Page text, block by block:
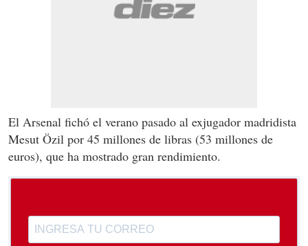
El Arsenal fichó el verano pasado al exjugador madridista
Mesut Özil por 45 millones de libras (53 millones de
euros), que ha mostrado gran rendimiento.